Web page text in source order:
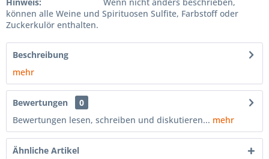
können alle Weine und Spirituosen Sulfite, Farbstoff oder
Zuckerkulör enthalten.
Beschreibung
mehr
Bewertungen
0
Bewertungen lesen, schreiben und diskutieren... mehr
Ähnliche Artikel